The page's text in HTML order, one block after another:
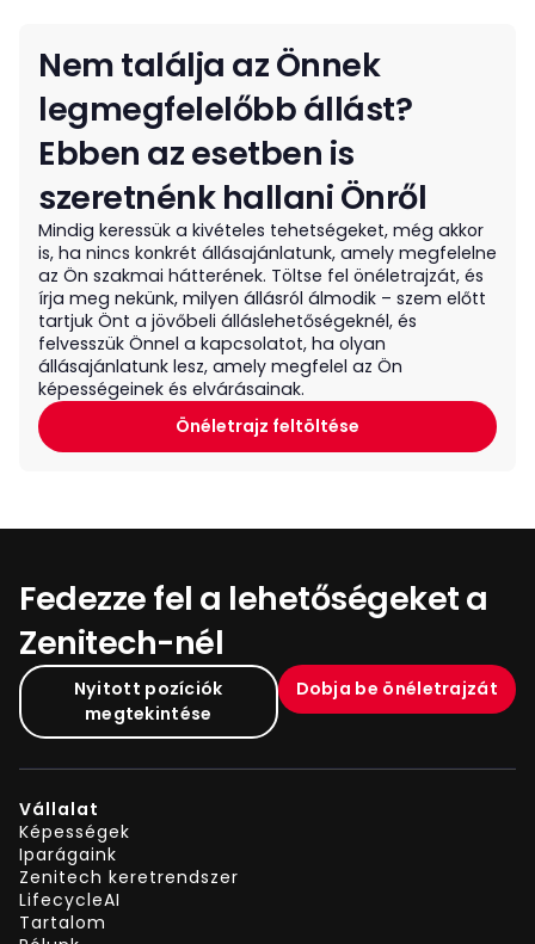
Nem találja az Önnek
legmegfelelőbb állást?
Ebben az esetben is
szeretnénk hallani Önről
Mindig keressük a kivételes tehetségeket, még akkor
is, ha nincs konkrét állásajánlatunk, amely megfelelne
az Ön szakmai hátterének. Töltse fel önéletrajzát, és
írja meg nekünk, milyen állásról álmodik – szem előtt
tartjuk Önt a jövőbeli álláslehetőségeknél, és
felvesszük Önnel a kapcsolatot, ha olyan
állásajánlatunk lesz, amely megfelel az Ön
képességeinek és elvárásainak.
Önéletrajz feltöltése
Fedezze fel a lehetőségeket a
Zenitech-nél
Nyitott pozíciók
megtekintése
Dobja be önéletrajzát
Vállalat
Képességek
Iparágaink
Zenitech keretrendszer
LifecycleAI
Tartalom